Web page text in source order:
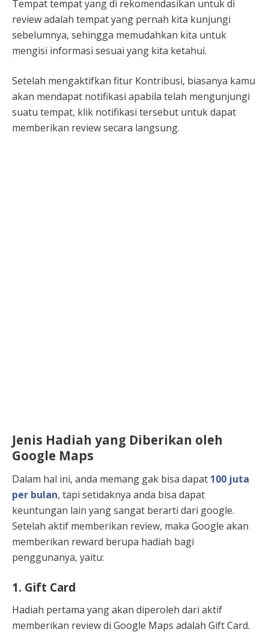
Tempat tempat yang di rekomendasikan untuk di
review adalah tempat yang pernah kita kunjungi
sebelumnya, sehingga memudahkan kita untuk
mengisi informasi sesuai yang kita ketahui.
Setelah mengaktifkan fitur Kontribusi, biasanya kamu
akan mendapat notifikasi apabila telah mengunjungi
suatu tempat, klik notifikasi tersebut untuk dapat
memberikan review secara langsung.
Jenis Hadiah yang Diberikan oleh
Google Maps
Dalam hal ini, anda memang gak bisa dapat 100 juta
per bulan, tapi setidaknya anda bisa dapat
keuntungan lain yang sangat berarti dari google.
Setelah aktif memberikan review, maka Google akan
memberikan reward berupa hadiah bagi
penggunanya, yaitu:
1. Gift Card
Hadiah pertama yang akan diperoleh dari aktif
memberikan review di Google Maps adalah Gift Card.